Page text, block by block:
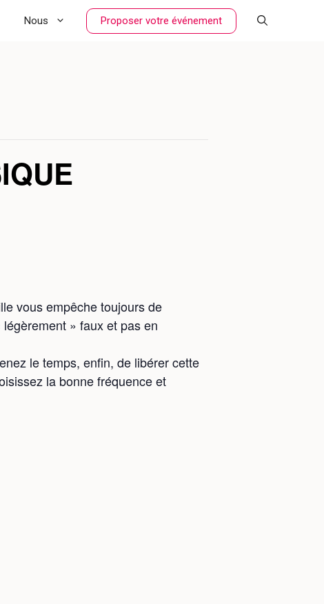
Nous Proposer votre événement
vous empêche toujours de
» faux et pas en
le temps, enfin, de libérer cette
la bonne fréquence et